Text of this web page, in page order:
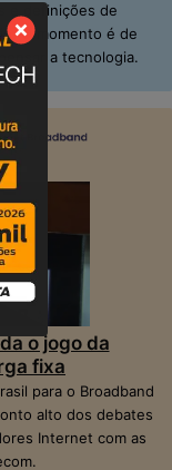
e definições de
O momento é de
a tecnologia.
o jogo da
fixa
para o Broadband
alto dos debates
Internet com as